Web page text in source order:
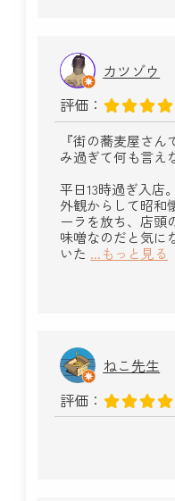
カツゾウ
評価：
『街の蕎麦屋さ
み過ぎて何も言え
平日13時過ぎ入店
外観からして昭和
ーラを放ち、店頭
味噌なのだと気に
いた ...もっと見る
ねこ先生
評価：